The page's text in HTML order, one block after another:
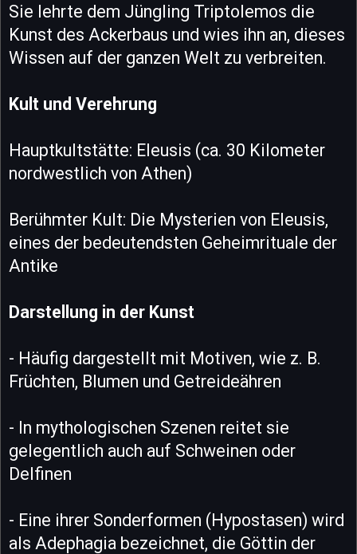
Sie lehrte dem Jüngling Triptolemos die
Kunst des Ackerbaus und wies ihn an, dieses
Wissen auf der ganzen Welt zu verbreiten.
Kult und Verehrung
Hauptkultstätte: Eleusis (ca. 30 Kilometer
nordwestlich von Athen)
Berühmter Kult: Die Mysterien von Eleusis,
eines der bedeutendsten Geheimrituale der
Antike
Darstellung in der Kunst
- Häufig dargestellt mit Motiven, wie z. B.
Früchten, Blumen und Getreideähren
- In mythologischen Szenen reitet sie
gelegentlich auch auf Schweinen oder
Delfinen
- Eine ihrer Sonderformen (Hypostasen) wird
als Adephagia bezeichnet, die Göttin der